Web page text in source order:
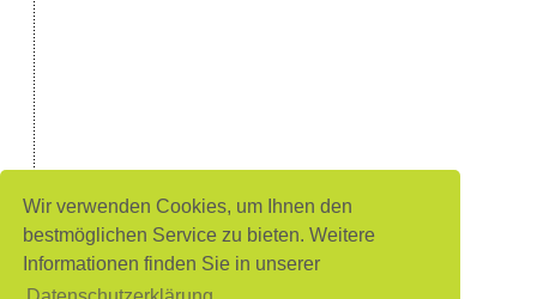
Wir verwenden Cookies, um Ihnen den
bestmöglichen Service zu bieten. Weitere
Informationen finden Sie in unserer